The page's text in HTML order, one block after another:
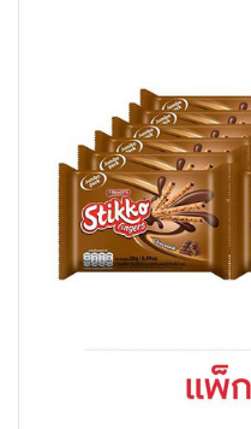
ย้อนกลับ
เครื่องดื่มและผงชงดื่ม
เครื่องปรุงรสและของแห้ง
ย้อนกลับ
ย้อนกลับ
ย้อนกลับ
ย้อนกลับ
ย้อนกลับ
ย้อนกลับ
ย้อนกลับ
ย้อนกลับ
ย้อนกลับ
พระเครื่อง test pop
ย้อนกลับ